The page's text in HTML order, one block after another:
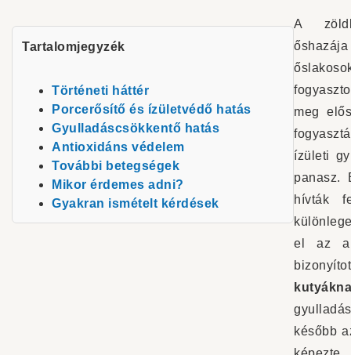
Tartalomjegyzék
Történeti háttér
Porcerősítő és ízületvédő hatás
Gyulladáscsökkentő hatás
Antioxidáns védelem
További betegségek
Mikor érdemes adni?
Gyakran ismételt kérdések
A
meg
ízületi
panasz.
hívták
el az a
később